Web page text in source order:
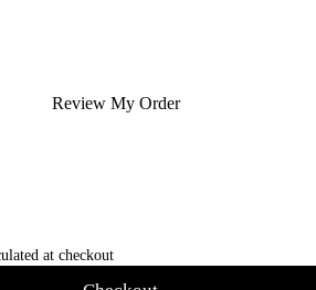
Review My Order
at checkout